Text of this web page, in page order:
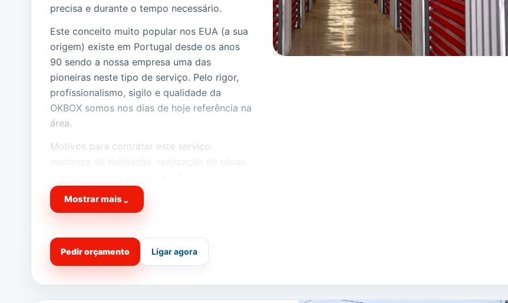
precisa e durante o tempo necessário.
Este conceito muito popular nos EUA (a sua
origem) existe em Portugal desde os anos
90 sendo a nossa empresa uma das
pioneiras neste tipo de serviço. Pelo rigor,
profissionalismo, sigilo e qualidade da
OKBOX somos nos dias de hoje referência na
área.
Motivos para contratar este serviço:
escritório, armazenar móveis, arquivos,
documentos em geral, mercadorias ou bens…
complementar para a sua casa ou empresa…
Temos o espaço fisico extra que precisa na
Peça já cotação da sua OKBOX!
Mostrar mais ⌄
Pedir orçamento Ligar agora